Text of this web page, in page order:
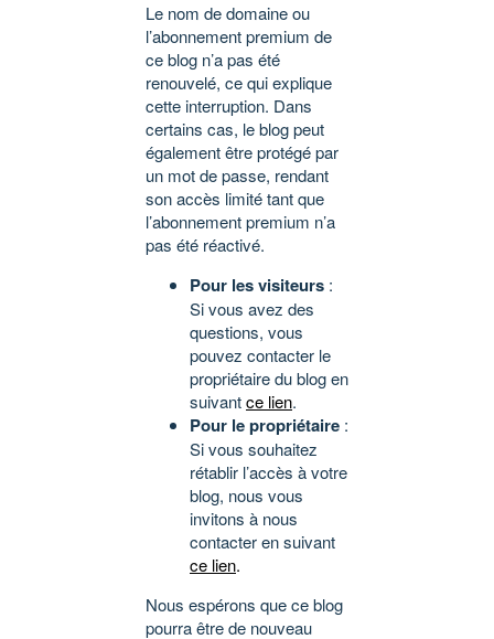
Le nom de domaine ou
l’abonnement premium de
ce blog n’a pas été
renouvelé, ce qui explique
cette interruption. Dans
certains cas, le blog peut
également être protégé par
un mot de passe, rendant
son accès limité tant que
l’abonnement premium n’a
pas été réactivé.
Pour les visiteurs :
Si vous avez des
questions, vous
pouvez contacter le
propriétaire du blog en
suivantce lien.
Pour le propriétaire :
Si vous souhaitez
rétablir l’accès à votre
blog, nous vous
invitons à nous
contacter en suivant
ce lien.
Nous espérons que ce blog
pourra être de nouveau